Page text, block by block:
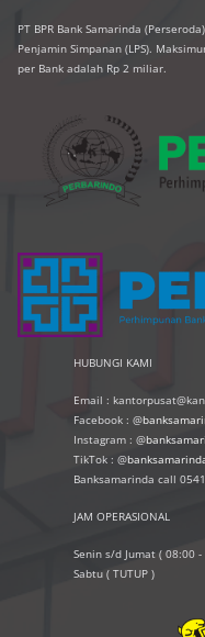
PT BPR Bank Samarinda
Penjamin Simpanan (LPS).
per Bank adalah Rp 2 miliar.
HUBUNGI KAMI
Email :
Facebook : @
Instagram : @
TikTok : @
Banksamarinda call
JAM OPERASIONAL
Senin s/d Jumat ( 08:00 -
Sabtu ( TUTUP )